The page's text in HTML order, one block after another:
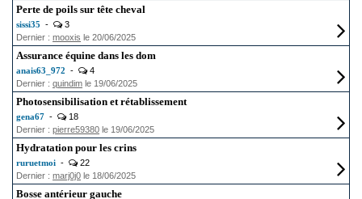
Perte de poils sur tête cheval
sissi35 -
3
Dernier : mooxis le 20/06/2025
Assurance équine dans les dom
anais63_972 -
4
Dernier : quindim le 19/06/2025
Photosensibilisation et rétablissement
gena67 -
18
Dernier : pierre59380 le 19/06/2025
Hydratation pour les crins
ruruetmoi -
22
Dernier : marj0j0 le 18/06/2025
Bosse antérieur gauche